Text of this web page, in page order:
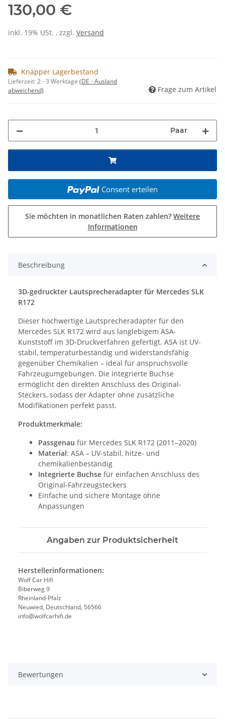
130,00 €
inkl. 19% USt. , zzgl. Versand
Knapper Lagerbestand
Lieferzeit:2 - 3 Werktage (DE - Ausland
abweichend)
Frage zum Artikel
Paar
Consent erteilen
Sie möchten in monatlichen Raten zahlen? Weitere
Informationen
Beschreibung
3D-gedruckter Lautsprecheradapter für Mercedes SLK
R172
Dieser hochwertige Lautsprecheradapter für den
Mercedes SLK R172 wird aus langlebigem ASA-
Kunststoff im 3D-Druckverfahren gefertigt. ASA ist UV-
stabil, temperaturbeständig und widerstandsfähig
gegenüber Chemikalien – ideal für anspruchsvolle
Fahrzeugumgebungen. Die integrierte Buchse
ermöglicht den direkten Anschluss des Original-
Steckers, sodass der Adapter ohne zusätzliche
Modifikationen perfekt passt.
Produktmerkmale:
Passgenau für Mercedes SLK R172 (2011–2020)
Material: ASA – UV-stabil, hitze- und
chemikalienbeständig
Integrierte Buchse für einfachen Anschluss des
Original-Fahrzeugsteckers
Einfache und sichere Montage ohne
Anpassungen
Angaben zur Produktsicherheit
Herstellerinformationen:
Wolf Car Hifi
Biberweg 9
Rheinland-Pfalz
Neuwied, Deutschland, 56566
info@wolfcarhifi.de
Bewertungen